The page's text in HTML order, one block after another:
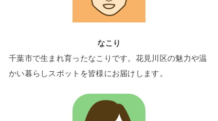
なこり
千葉市で生まれ育ったなこりです。花見川区の魅力や温
かい暮らしスポットを皆様にお届けします。